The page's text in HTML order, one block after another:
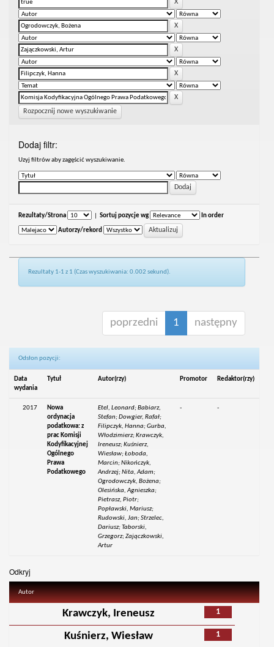
Rozpocznij nowe wyszukiwanie
Dodaj filtr:
Uzyj filtrów aby zagęścić wyszukiwanie.
Rezultaty/Strona Sortuj pozycje wg In order
Autorzy/rekord
Rezultaty 1-1 z 1 (Czas wyszukiwania: 0.002 sekund).
poprzedni 1 następny
Odsłon pozycji:
Data
wydania
Tytuł Autor(rzy) Promotor Redaktor(rzy)
2017
Nowa
ordynacja
podatkowa: z
prac Komisji
Kodyfikacyjnej
Ogólnego
Prawa
Podatkowego
Etel, Leonard; Babiarz,
Stefan; Dowgier, Rafał;
Filipczyk, Hanna; Gurba,
Włodzimierz; Krawczyk,
Ireneusz; Kuśnierz,
Wiesław; Łoboda,
Marcin; Nikończyk,
Andrzej; Nita, Adam;
Ogrodowczyk, Bożena;
Olesińska, Agnieszka;
Pietrasz, Piotr;
Popławski, Mariusz;
Rudowski, Jan; Strzelec,
Dariusz; Taborski,
Grzegorz; Zajączkowski,
Artur
- -
Odkryj
Autor
1
Krawczyk, Ireneusz
1
Kuśnierz, Wiesław